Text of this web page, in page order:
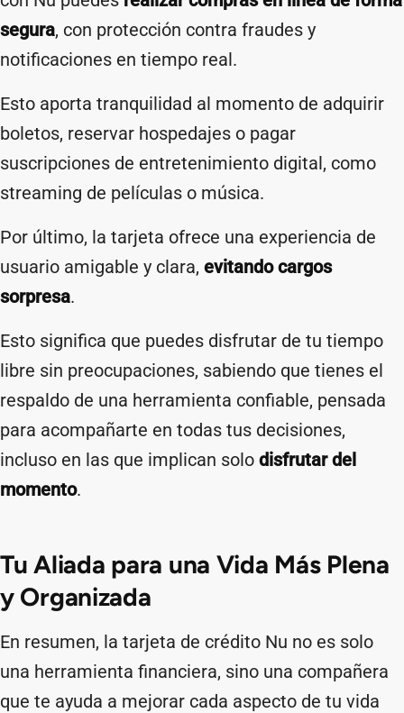
segura, con protección contra fraudes y
notificaciones en tiempo real.
Esto aporta tranquilidad al momento de adquirir
boletos, reservar hospedajes o pagar
suscripciones de entretenimiento digital, como
streaming de películas o música.
Por último, la tarjeta ofrece una experiencia de
usuario amigable y clara, evitando cargos
sorpresa.
Esto significa que puedes disfrutar de tu tiempo
libre sin preocupaciones, sabiendo que tienes el
respaldo de una herramienta confiable, pensada
para acompañarte en todas tus decisiones,
incluso en las que implican solo disfrutar del
momento.
Tu Aliada para una Vida Más Plena
y Organizada
En resumen, la tarjeta de crédito Nu no es solo
una herramienta financiera, sino una compañera
que te ayuda a mejorar cada aspecto de tu vida